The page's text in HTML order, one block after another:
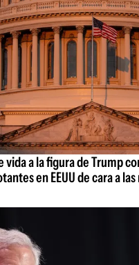
vida a la figura de Trump
en EEUU de cara a